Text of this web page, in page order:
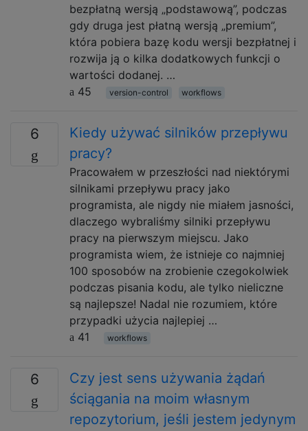
bezpłatną wersją „podstawową”, podczas
gdy druga jest płatną wersją „premium”,
która pobiera bazę kodu wersji bezpłatnej i
rozwija ją o kilka dodatkowych funkcji o
wartości dodanej. …
45
version-control workflows
6
Kiedy używać silników przepływu
pracy?
Pracowałem w przeszłości nad niektórymi
silnikami przepływu pracy jako
programista, ale nigdy nie miałem jasności,
dlaczego wybraliśmy silniki przepływu
pracy na pierwszym miejscu. Jako
programista wiem, że istnieje co najmniej
100 sposobów na zrobienie czegokolwiek
podczas pisania kodu, ale tylko nieliczne
są najlepsze! Nadal nie rozumiem, które
przypadki użycia najlepiej …
41
workflows
6
Czy jest sens używania żądań
ściągania na moim własnym
repozytorium, jeśli jestem jedynym